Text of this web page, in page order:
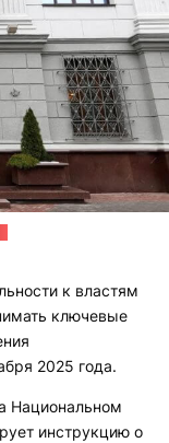
к властям
ключевые
2025 года.
Национальном
инструкцию о